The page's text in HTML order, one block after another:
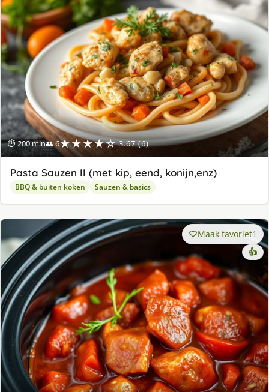
⏱ 200 min👥 6★★★★☆ 3.67 (6)
Pasta Sauzen II (met kip, eend, konijn,enz)
BBQ & buiten koken Sauzen & basics
Maak favoriet1
👍